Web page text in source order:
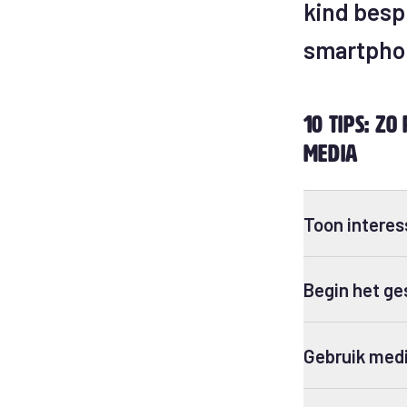
kind
10 tips:
media
Toon
Begin het
Gebruik